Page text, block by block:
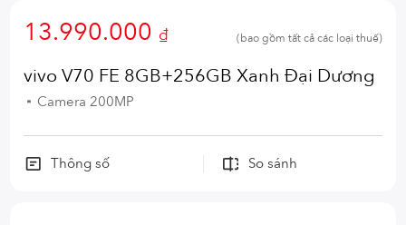
13.990.000 ₫ (bao gồm tất cả các loại thuế)
vivo V70 FE 8GB+256GB Xanh Đại Dương
Camera 200MP
Thông số So sánh